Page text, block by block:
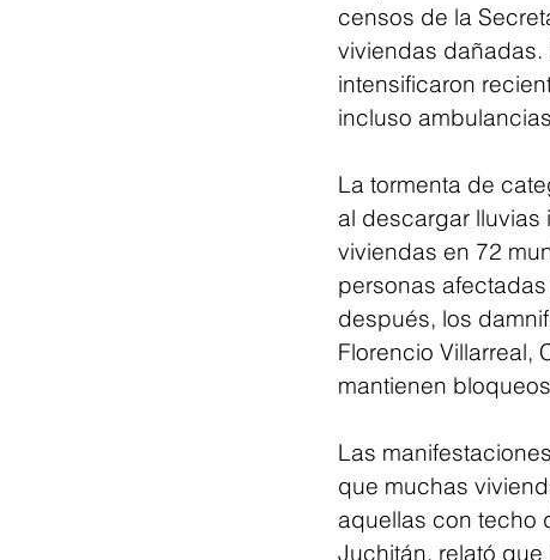
censos de la
viviendas dañadas.
intensificaron
incluso
La tormenta de
al descargar lluvias
viviendas en 72
personas
después, los
Florencio Villarreal,
mantienen
Las
que muchas
aquellas con techo
Juchitán, relató